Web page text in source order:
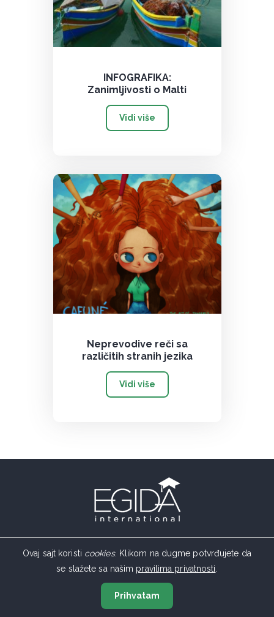
INFOGRAFIKA:
Zanimljivosti o Malti
Vidi više
Neprevodive reči sa
različitih stranih jezika
Vidi više
Ovaj sajt koristi cookies. Klikom na dugme potvrđujete da
se slažete sa našim pravilima privatnosti
Prihvatam
Srbija